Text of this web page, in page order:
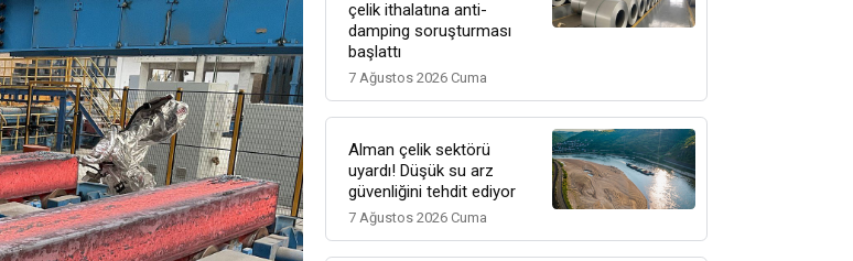
çelik ithalatına anti-
damping soruşturması
başlattı
7 Ağustos 2026 Cuma
Alman çelik sektörü
uyardı! Düşük su arz
güvenliğini tehdit ediyor
7 Ağustos 2026 Cuma